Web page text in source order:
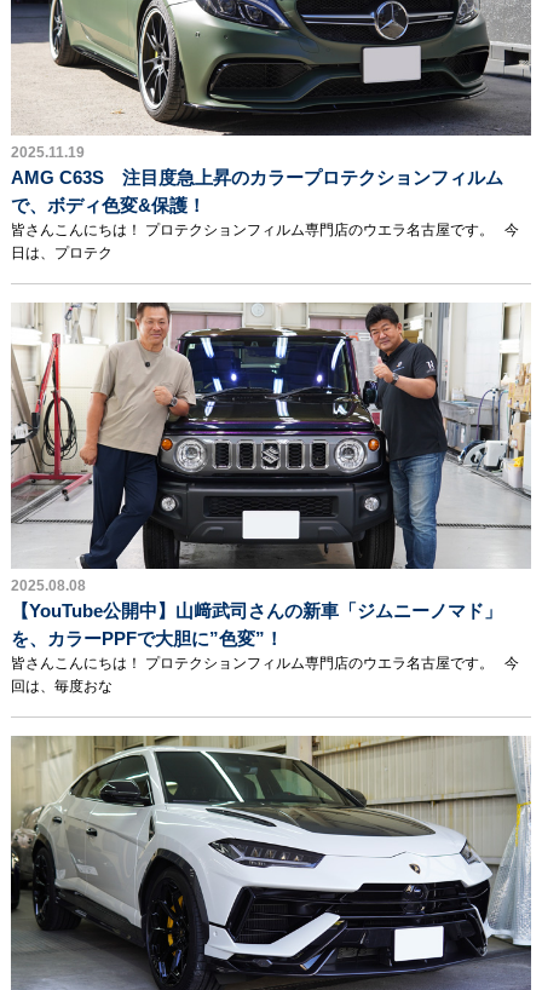
2025.11.19
AMG C63S 注目度急上昇のカラープロテクションフィルム
で、ボディ色変&保護！
皆さんこんにちは！ プロテクションフィルム専門店のウエラ名古屋です。 今
日は、プロテク
2025.08.08
【YouTube公開中】山﨑武司さんの新車「ジムニーノマド」
を、カラーPPFで大胆に”色変”！
皆さんこんにちは！ プロテクションフィルム専門店のウエラ名古屋です。 今
回は、毎度おな